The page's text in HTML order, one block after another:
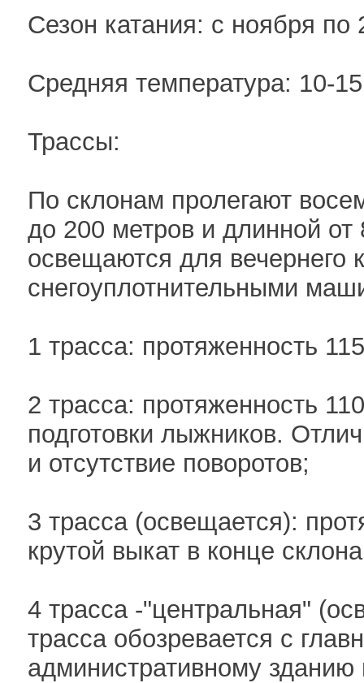
Сезон катания: с ноября по
Средняя температура: 10-
Трассы:
По склонам пролегают
до 200 метров и длинной
освещаются для вечернего
снегоуплотнительными
1 трасса: протяженность
2 трасса: протяженность
подготовки лыжников.
и отсутствие поворотов;
3 трасса (освещается):
крутой выкат в конце
4 трасса -"центральная"
трасса обозревается с
административному